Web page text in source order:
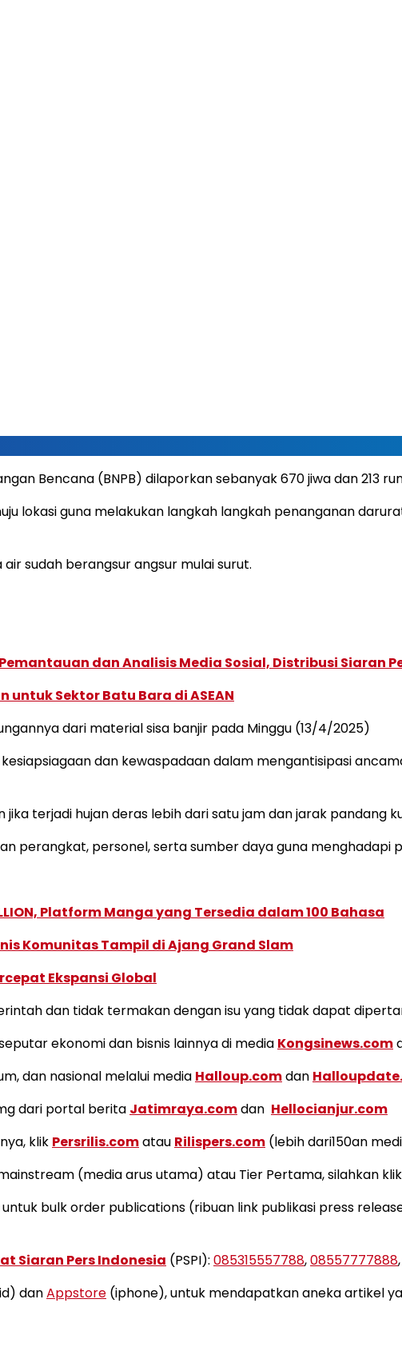
Bencana (BNPB) dilaporkan sebanyak 670 jiwa dan 213
lokasi guna melakukan langkah langkah penanganan
sudah berangsur angsur mulai surut.
dan Analisis Media Sosial, Distribusi Siaran
untuk Sektor Batu Bara di ASEAN
dari material sisa banjir pada Minggu (13/4/2025)
dan kewaspadaan dalam mengantisipasi
terjadi hujan deras lebih dari satu jam dan jarak pandang
perangkat, personel, serta sumber daya guna menghadapi
Platform Manga yang Tersedia dalam 100 Bahasa
Komunitas Tampil di Ajang Grand Slam
Ekspansi Global
dan tidak termakan dengan isu yang tidak dapat
ekonomi dan bisnis lainnya di media Kongsinews.com
dan nasional melalui media Halloup.comdan
dari portal berita Jatimraya.comdan Hellocianjur.com
klik Persrilis.comatau Rilispers.com (lebih dari150an
(media arus utama) atau Tier Pertama, silahkan klik
bulk order publications (ribuan link publikasi press
Siaran Pers Indonesia (PSPI): 085315557788,08557777888,
danAppstore (iphone), untuk mendapatkan aneka artikel